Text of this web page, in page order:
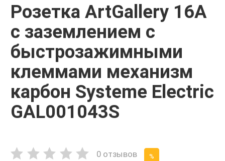
Розетка ArtGallery 16А
с заземлением с
быстрозажимными
клеммами механизм
карбон Systeme Electric
GAL001043S
0 отзывов %